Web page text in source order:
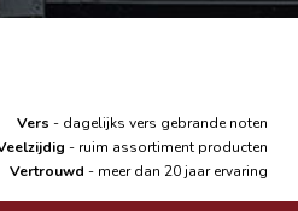
Vers - dagelijks vers gebrande noten
- ruim assortiment producten
Vertrouwd - meer dan 20 jaar ervaring